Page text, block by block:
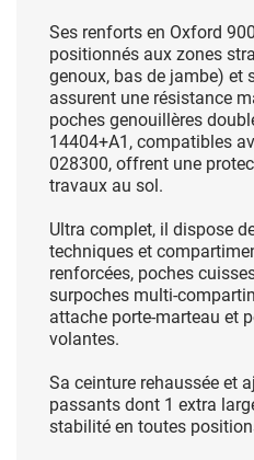
Ses renforts en Oxford
positionnés aux zones
genoux, bas de jambe) et
assurent une résistance
poches genouillères
14404+A1, compatibles
028300, offrent une
travaux au sol.
Ultra complet, il dispose
techniques et
renforcées, poches
surpoches multi-
attache porte-marteau et
volantes.
Sa ceinture rehaussée et
passants dont 1 extra
stabilité en toutes